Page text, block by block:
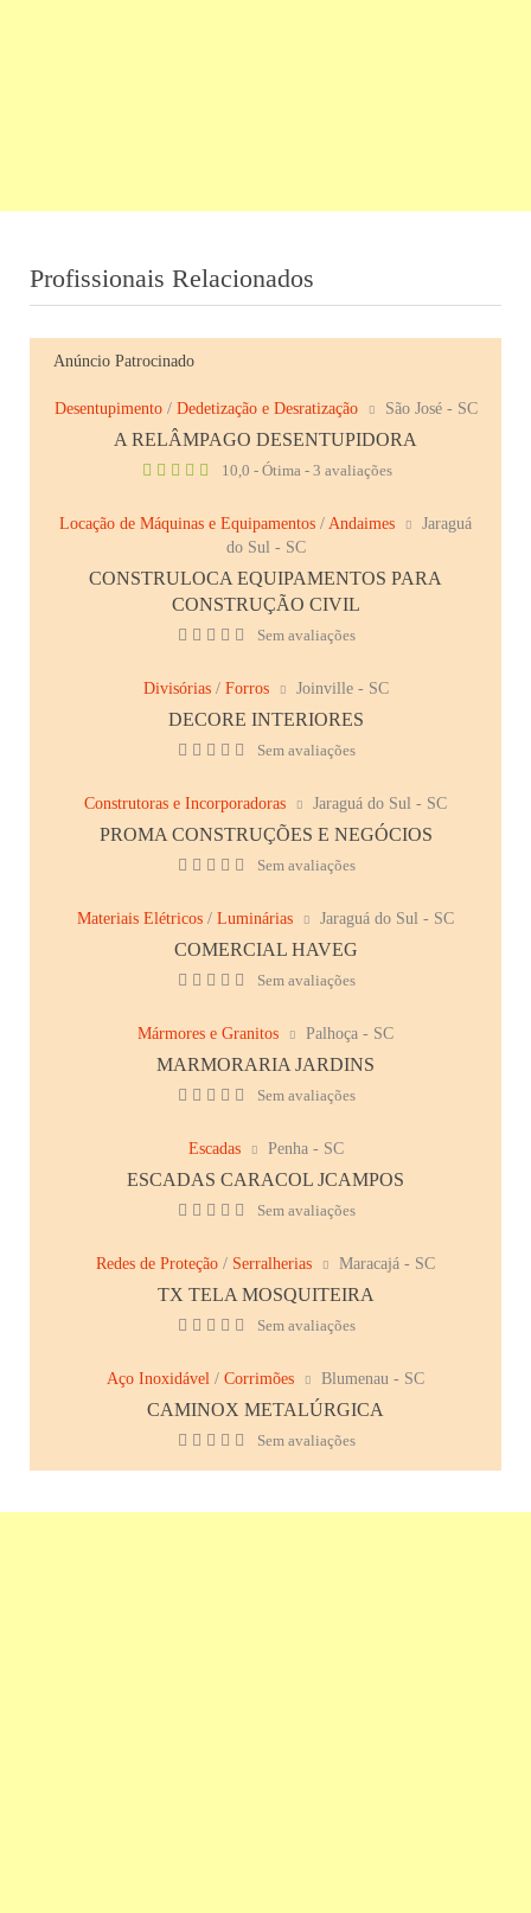
Profissionais Relacionados
Anúncio Patrocinado
Desentupimento/ Dedetização e Desratização São José - SC
A RELÂMPAGO DESENTUPIDORA
10,0 - Ótima - 3 avaliações
Locação de Máquinas e Equipamentos / Andaimes
Jaraguá
do Sul - SC
CONSTRULOCA EQUIPAMENTOS PARA
CONSTRUÇÃO CIVIL
Sem avaliações
Divisórias/ Forros Joinville - SC
DECORE INTERIORES
Sem avaliações
Construtoras e Incorporadoras Jaraguá do Sul - SC
PROMA CONSTRUÇÕES E NEGÓCIOS
Sem avaliações
Materiais Elétricos / Luminárias Jaraguá do Sul - SC
COMERCIAL HAVEG
Sem avaliações
Mármores e Granitos Palhoça - SC
MARMORARIA JARDINS
Sem avaliações
Escadas Penha - SC
ESCADAS CARACOL JCAMPOS
Sem avaliações
Redes de Proteção / Serralherias Maracajá - SC
TX TELA MOSQUITEIRA
Sem avaliações
Aço Inoxidável / Corrimões Blumenau - SC
CAMINOX METALÚRGICA
Sem avaliações